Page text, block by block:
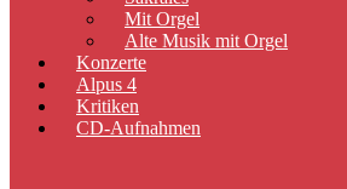
Mit Orgel
Alte Musik mit Orgel
Konzerte
Alpus 4
Kritiken
CD-Aufnahmen